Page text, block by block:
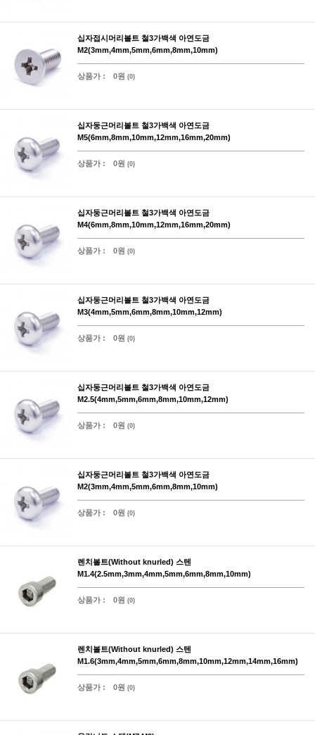
십자접시머리볼트 철3가백색 아연도금
M2(3mm,4mm,5mm,6mm,8mm,10mm)
상품가 : 0원 (0)
십자둥근머리볼트 철3가백색 아연도금
M5(6mm,8mm,10mm,12mm,16mm,20mm)
상품가 : 0원 (0)
십자둥근머리볼트 철3가백색 아연도금
M4(6mm,8mm,10mm,12mm,16mm,20mm)
상품가 : 0원 (0)
십자둥근머리볼트 철3가백색 아연도금
M3(4mm,5mm,6mm,8mm,10mm,12mm)
상품가 : 0원 (0)
십자둥근머리볼트 철3가백색 아연도금
M2.5(4mm,5mm,6mm,8mm,10mm,12mm)
상품가 : 0원 (0)
십자둥근머리볼트 철3가백색 아연도금
M2(3mm,4mm,5mm,6mm,8mm,10mm)
상품가 : 0원 (0)
렌치볼트(Without knurled) 스텐
M1.4(2.5mm,3mm,4mm,5mm,6mm,8mm,10mm)
상품가 : 0원 (0)
렌치볼트(Without knurled) 스텐
M1.6(3mm,4mm,5mm,6mm,8mm,10mm,12mm,14mm,16mm)
상품가 : 0원 (0)